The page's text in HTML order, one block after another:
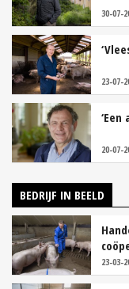
30-07-
23-07-
‘Een
20-07-
BEDRIJF IN BEELD
23-03-